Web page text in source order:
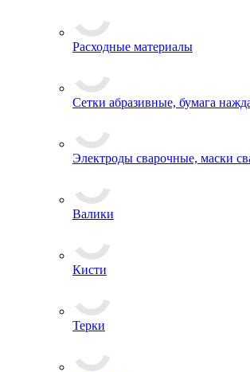
Расходные материалы
Сетки абразивные, бумага
Электроды сварочные, маски
Валики
Кисти
Терки